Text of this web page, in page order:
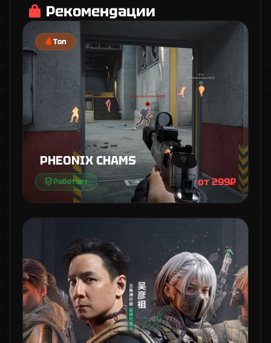
Рекомендации
Топ
PHEONIX CHAMS
Работает от 299₽